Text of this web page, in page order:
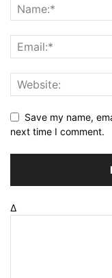
Save my name,
next time I comment.
Δ